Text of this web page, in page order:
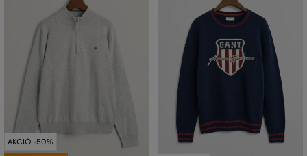
AKCIÓ -50%